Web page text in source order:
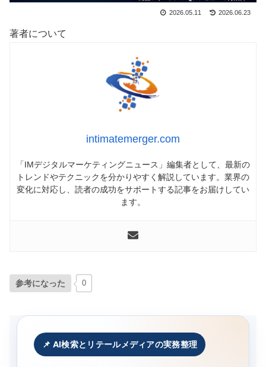
2026.05.11 2026.06.23
著者について
intimatemerger.com
「IMデジタルマーケティングニュース」編集者として、最新の
トレンドやテクニックを分かりやすく解説しています。業界の
変化に対応し、読者の成功をサポートする記事をお届けしてい
ます。
参考になった 0
📌 AI検索とリテールメディアの実務整理